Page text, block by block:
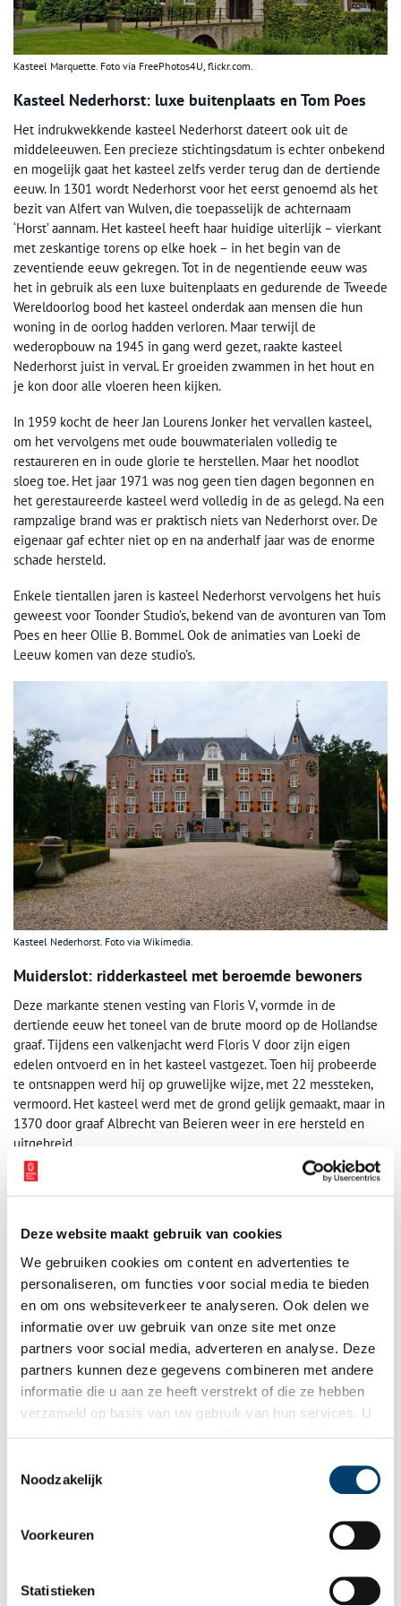
Deze website maakt gebruik van cookies
We gebruiken cookies om content en advertenties te
personaliseren, om functies voor social media te bieden
en om ons websiteverkeer te analyseren. Ook delen we
informatie over uw gebruik van onze site met onze
partners voor social media, adverteren en analyse. Deze
partners kunnen deze gegevens combineren met andere
informatie die u aan ze heeft verstrekt of die ze hebben
verzameld op basis van uw gebruik van hun services. U
Noodzakelijk
Voorkeuren
Statistieken
Kasteel Marquette. Foto via FreePhotos4U, flickr.com.
Kasteel Nederhorst: luxe buitenplaats en Tom Poes
Het indrukwekkende kasteel Nederhorst dateert ook uit de
middeleeuwen. Een precieze stichtingsdatum is echter onbekend
en mogelijk gaat het kasteel zelfs verder terug dan de dertiende
eeuw. In 1301 wordt Nederhorst voor het eerst genoemd als het
bezit van Alfert van Wulven, die toepasselijk de achternaam
‘Horst’ aannam. Het kasteel heeft haar huidige uiterlijk – vierkant
met zeskantige torens op elke hoek – in het begin van de
zeventiende eeuw gekregen. Tot in de negentiende eeuw was
het in gebruik als een luxe buitenplaats en gedurende de Tweede
Wereldoorlog bood het kasteel onderdak aan mensen die hun
woning in de oorlog hadden verloren. Maar terwijl de
wederopbouw na 1945 in gang werd gezet, raakte kasteel
Nederhorst juist in verval. Er groeiden zwammen in het hout en
je kon door alle vloeren heen kijken.
In 1959 kocht de heer Jan Lourens Jonker het vervallen kasteel,
om het vervolgens met oude bouwmaterialen volledig te
restaureren en in oude glorie te herstellen. Maar het noodlot
sloeg toe. Het jaar 1971 was nog geen tien dagen begonnen en
het gerestaureerde kasteel werd volledig in de as gelegd. Na een
rampzalige brand was er praktisch niets van Nederhorst over. De
eigenaar gaf echter niet op en na anderhalf jaar was de enorme
schade hersteld.
Enkele tientallen jaren is kasteel Nederhorst vervolgens het huis
geweest voor Toonder Studio’s, bekend van de avonturen van Tom
Poes en heer Ollie B. Bommel. Ook de animaties van Loeki de
Leeuw komen van deze studio’s.
Kasteel Nederhorst. Foto via Wikimedia.
Muiderslot: ridderkasteel met beroemde bewoners
Deze markante stenen vesting van Floris V, vormde in de
dertiende eeuw het toneel van de brute moord op de Hollandse
graaf. Tijdens een valkenjacht werd Floris V door zijn eigen
edelen ontvoerd en in het kasteel vastgezet. Toen hij probeerde
te ontsnappen werd hij op gruwelijke wijze, met 22 messteken,
vermoord. Het kasteel werd met de grond gelijk gemaakt, maar in
1370 door graaf Albrecht van Beieren weer in ere hersteld en
uitgebreid.
Een volgende beroemde bewoner, die de geschiedenis van het
Muiderslot heeft verrijkt, was Pieter Corneliszoon Hooft. Als drost
Hollandse renaissance de gangen van het kasteel onveilig.
Na de Franse tijd raakte het kasteel in verval. De indrukwekkende
geschiedenis van het Muiderslot kwam vervolgens in 1825 bijna
ten einde, maar gelukkig werd de burcht van de sloop gered en
als Rijksmuseum gerestaureerd en in gebruik genomen.